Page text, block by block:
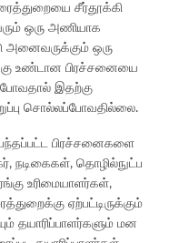
சீர்தூக்கி
ஒரு அணியாக
அனைவருக்கும் ஒரு
உண்டான பிரச்சனையை
இதற்கு
சொல்லப்போவதில்லை.
பிரச்சனைகளை
நடிகைகள், தொழில்நுட்ப
உரிமையாளர்கள்,
ஏற்பட்டிருக்கும்
தயாரிப்பாளர்களும் மன